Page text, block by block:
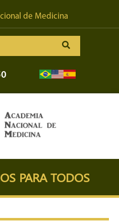
de Medicina
PARA TODOS